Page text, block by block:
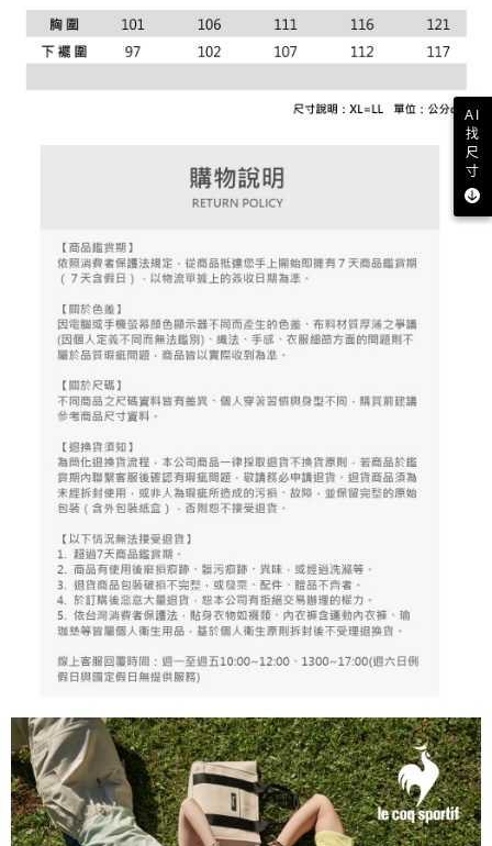
【注意事項】
1.本服務係由「台灣大哥大股份有限公司」（以下簡稱本公司）所提供，讓
用戶於交易時，得透過本服務購買商品或服務，並由商店將買賣／分期付款
2.基於同意付款使用「大哥付你分期」之契約關係目的，商店將以您的個人
資料（包含姓名、電話或地址）提供予台灣大哥大進項蒐集、處理及利用，
３．收到繳費通知簡訊後14天內，點擊此簡訊中的連結，可透過四大超商／
ATM／網路銀行／等多元方式進行付款，方視為交易完成。
※ 請注意：結帳手續完成當下不需立刻繳費，但若您需要取消訂單，請聯絡
後付繳納相關費用。
※ 交易是否成功請以「AFTEE先享後付 」之結帳頁面顯示為準，若有關於
１．透過由恩沛科技股份有限公司提供之「AFTEE先享後付」服務完成之交
易，需依本服務之必要範圍內提供個人資料，並將交易相關給付款項請求債
權轉讓予恩沛科技股份有限公司。
２．關於個人資料處理事宜，請瀏覽以下網址：
https://aftee.tw/terms/#terms3
３．未成年的使用者請事先徵得法定代理人或監護人之同意方可使用
「AFTEE先享後付」，若未經同意申辦者引起之損失，本公司不負相關責
４．使用「AFTEE先享後付」時，將依據個別帳號之用戶狀況，依本公司即
時審查核予不同之上限額度；若仍有額度不足之情形，本公司將視審查結果
請求用戶進行身份認證。
５．嚴禁一人註冊多個帳號或使用他人資訊註冊。若發現惡意使用之情形，
恩沛科技股份有限公司將有權停止該用戶之使用額度並採取法律行動。
萊爾富取貨付款
免運費
付款後7-11取貨
免運費
免運費
離島宅配
免運費
AI
找
尺
寸